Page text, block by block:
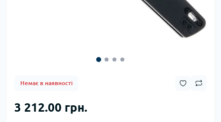
Немає в наявності
3 212.00 грн.